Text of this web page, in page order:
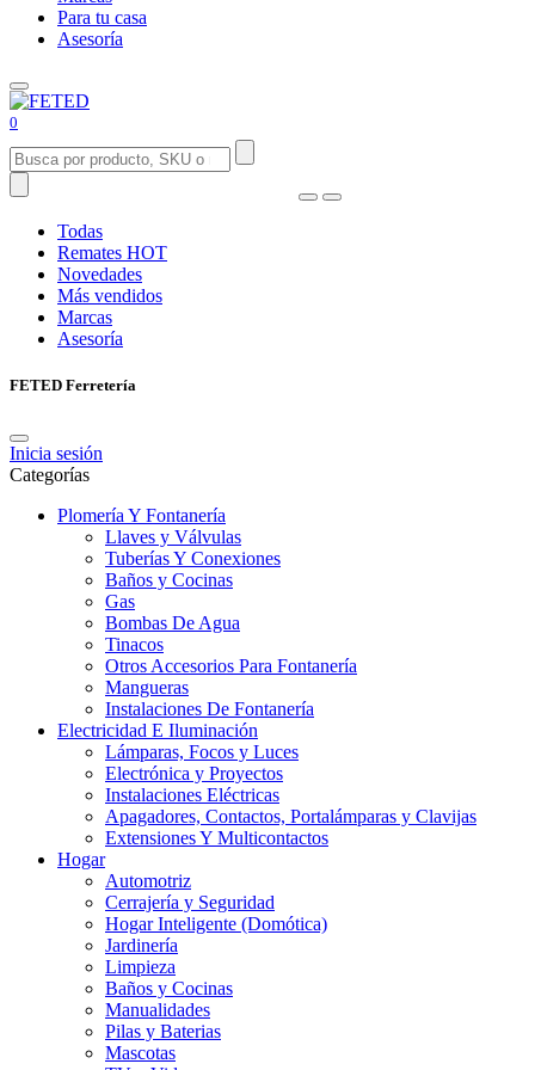
Para tu casa
Asesoría
0
Todas
Remates HOT
Novedades
Más vendidos
Marcas
Asesoría
FETED Ferretería
Inicia sesión
Categorías
Plomería Y Fontanería
Llaves y Válvulas
Tuberías Y Conexiones
Baños y Cocinas
Gas
Bombas De Agua
Tinacos
Otros Accesorios Para Fontanería
Mangueras
Instalaciones De Fontanería
Electricidad E Iluminación
Lámparas, Focos y Luces
Electrónica y Proyectos
Instalaciones Eléctricas
Apagadores, Contactos, Portalámparas y Clavijas
Extensiones Y Multicontactos
Hogar
Automotriz
Cerrajería y Seguridad
Hogar Inteligente (Domótica)
Jardinería
Limpieza
Baños y Cocinas
Manualidades
Pilas y Baterias
Mascotas